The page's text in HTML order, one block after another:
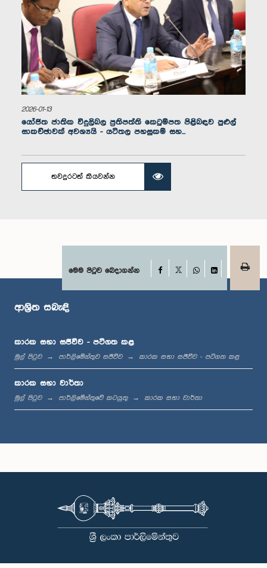
ගරු එස්. එම්. මරික්කාර් මහතා, පා.ම.
සාමාජික
ගරු ජගත් විතාන මහතා, පා.ම.
සාමාජික
ගරු නලින් බණ්ඩාර ජයමහ මහතා, පා.ම.
සාමාජික
ගරු අජිත් පී. පෙරේරා මහතා, පා.ම.
2026-01-13
යෝජිත ජාතික විදුලිබල ප්‍රතිපත්ති කෙටුම්පත පිළිබඳව පුළුල්
සාකච්ඡාවක් අවශ්‍යයි - යටිතල පහසුකම් සහ...
තවදුරටත් කියවන්න
මෙම පිටුව බෙදාගන්න Facebook
WhatsApp
LinkedIn
ආශ්‍රිත සබැඳි
කාරක සභා සජීවීව - පටිගත කළ
මුල් පිටුව පාර්ලිමේන්තුව සජීවීව කාරක සභා සජීවීව - පටිගත කළ
කාරක සභා වාර්තා
මුල් පිටුව පාර්ලිමේන්තුවේ කටයුතු කාරක සභා වාර්තා